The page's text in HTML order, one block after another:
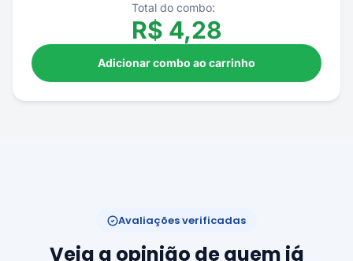
Total do combo:
R$ 4,28
Adicionar combo ao carrinho
Avaliações verificadas
Veja a opinião de quem já